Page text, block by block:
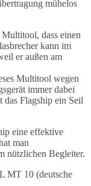
mühelos
dass einen
kann im
er außen am
Multitool wegen
immer dabei
das Flagship ein Seil
eine effektive
man
nützlichen Begleiter.
MT 10 (deutsche